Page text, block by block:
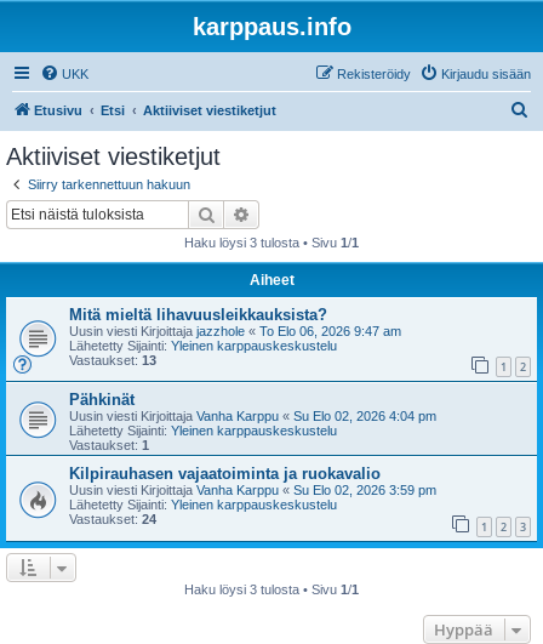
karppaus.info
UKK Kirjaudu sisään
Rekisteröidy
Etusivu Etsi Aktiiviset viestiketjut
Aktiiviset viestiketjut
Siirry tarkennettuun hakuun
Etsi
Haku löysi 3 tulosta • Sivu 1/1
Aiheet
Mitä mieltä lihavuusleikkauksista?
Uusin viesti Kirjoittaja jazzhole « To Elo 06, 2026 9:47 am
Lähetetty Sijainti: Yleinen karppauskeskustelu
Vastaukset: 13 1 2
Pähkinät
Uusin viesti Kirjoittaja Vanha Karppu « Su Elo 02, 2026 4:04 pm
Lähetetty Sijainti: Yleinen karppauskeskustelu
Vastaukset: 1
Kilpirauhasen vajaatoiminta ja ruokavalio
Uusin viesti Kirjoittaja Vanha Karppu « Su Elo 02, 2026 3:59 pm
Lähetetty Sijainti: Yleinen karppauskeskustelu
Vastaukset: 24 1 2 3
Haku löysi 3 tulosta • Sivu 1/1
Hyppää